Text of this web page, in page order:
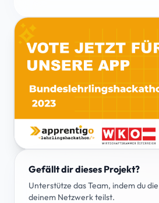
Gefällt dir dieses Projekt?
Unterstütze das Team, indem du
deinem Netzwerk teilst.